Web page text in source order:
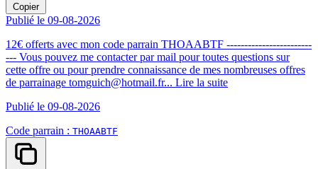
Copier
Publié le 09-08-2026
12€ offerts avec mon code parrain THOAABTF ------------------------
--- Vous pouvez me contacter par mail pour toutes questions sur
cette offre ou pour prendre connaissance de mes nombreuses offres
de parrainage tomguich@hotmail.fr... Lire la suite
Publié le 09-08-2026
Code parrain : THOAABTF